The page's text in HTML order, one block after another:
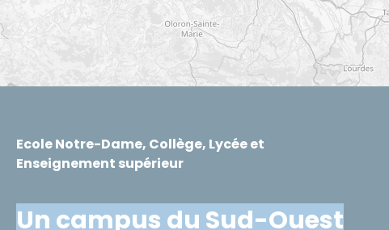
Ecole Notre-Dame, Collège, Lycée et
Enseignement supérieur
Un campus du Sud-Ouest